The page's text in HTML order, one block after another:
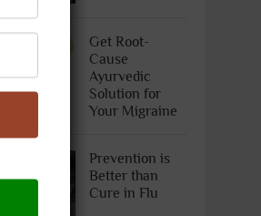
Get Root-
Cause
Ayurvedic
Solution for
Your Migraine
Prevention is
Better than
Cure in Flu